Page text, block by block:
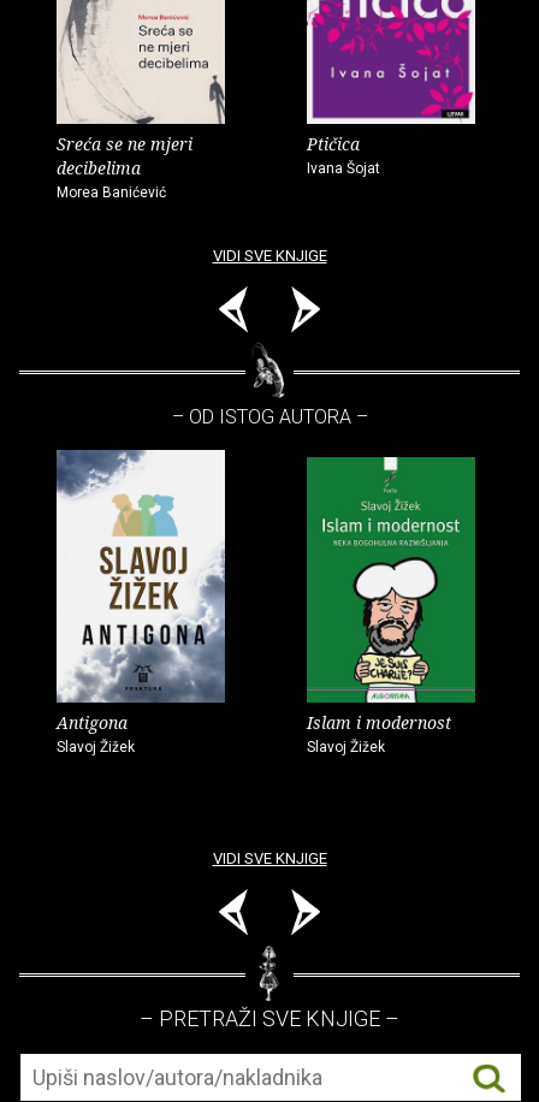
Sreća se ne mjeri
decibelima
Morea Banićević
Ptičica
Ivana Šojat
VIDI SVE KNJIGE
– OD ISTOG AUTORA –
Antigona
Slavoj Žižek
Islam i modernost
Slavoj Žižek
VIDI SVE KNJIGE
– PRETRAŽI SVE KNJIGE –